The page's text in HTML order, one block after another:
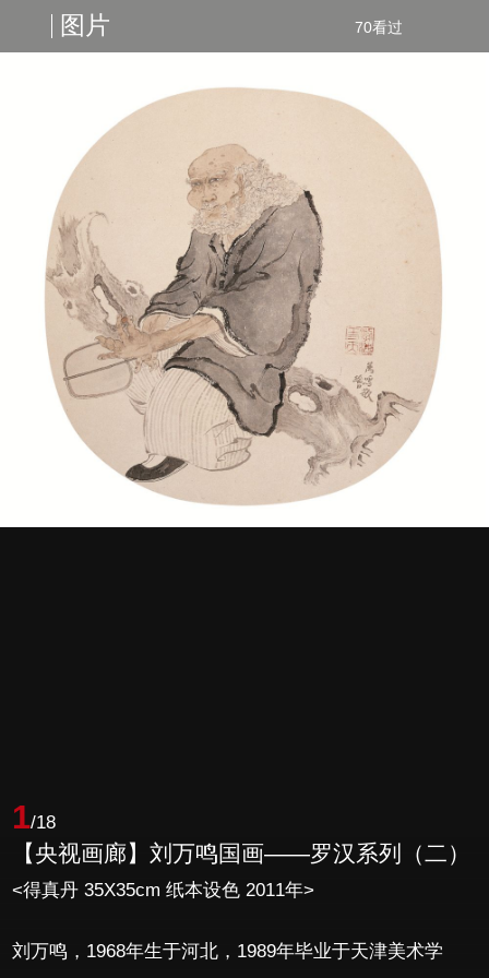
图片 70看过
1/18
【央视画廊】刘万鸣国画——罗汉系列（二）
<得真丹 35X35cm 纸本设色 2011年>
刘万鸣，1968年生于河北，1989年毕业于天津美术学